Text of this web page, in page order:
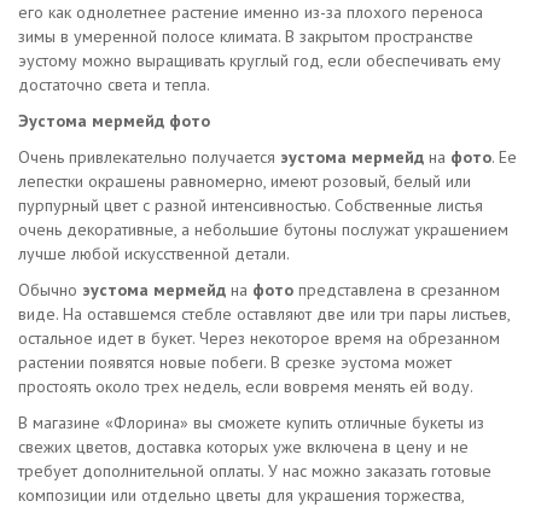
его как однолетнее растение именно из-за плохого переноса
зимы в умеренной полосе климата. В закрытом пространстве
эустому можно выращивать круглый год, если обеспечивать ему
достаточно света и тепла.
Эустома мермейд фото
Очень привлекательно получается эустома мермейд на фото. Ее
лепестки окрашены равномерно, имеют розовый, белый или
пурпурный цвет с разной интенсивностью. Собственные листья
очень декоративные, а небольшие бутоны послужат украшением
лучше любой искусственной детали.
Обычно эустома мермейд на фото представлена в срезанном
виде. На оставшемся стебле оставляют две или три пары листьев,
остальное идет в букет. Через некоторое время на обрезанном
растении появятся новые побеги. В срезке эустома может
простоять около трех недель, если вовремя менять ей воду.
В магазине «Флорина» вы сможете купить отличные букеты из
свежих цветов, доставка которых уже включена в цену и не
требует дополнительной оплаты. У нас можно заказать готовые
композиции или отдельно цветы для украшения торжества,